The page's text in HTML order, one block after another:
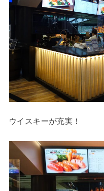
ウイスキーが充実！